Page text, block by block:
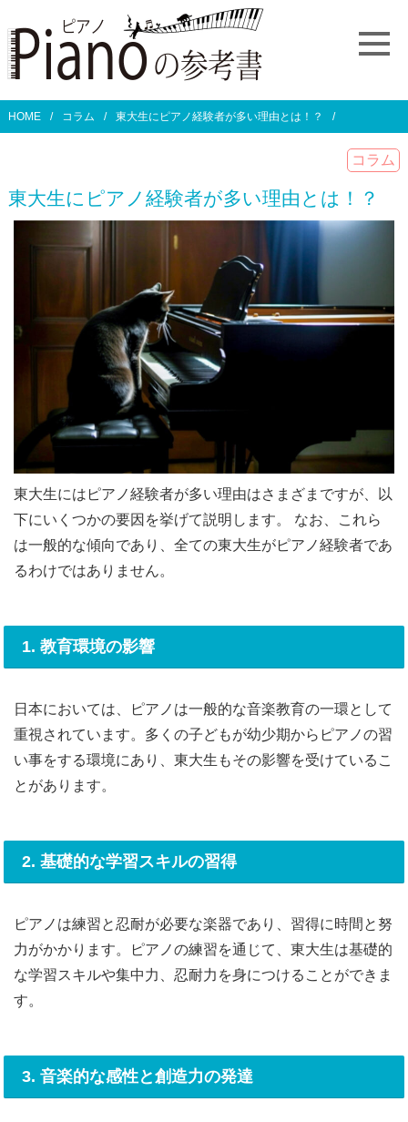
HOME コラム 東大生にピアノ経験者が多い理由とは！？
コラム
東大生にピアノ経験者が多い理由とは！？
東大生にはピアノ経験者が多い理由はさまざまですが、以
下にいくつかの要因を挙げて説明します。 なお、これら
は一般的な傾向であり、全ての東大生がピアノ経験者であ
るわけではありません。
1. 教育環境の影響
日本においては、ピアノは一般的な音楽教育の一環として
重視されています。多くの子どもが幼少期からピアノの習
い事をする環境にあり、東大生もその影響を受けているこ
とがあります。
2. 基礎的な学習スキルの習得
ピアノは練習と忍耐が必要な楽器であり、習得に時間と努
力がかかります。ピアノの練習を通じて、東大生は基礎的
な学習スキルや集中力、忍耐力を身につけることができま
す。
3. 音楽的な感性と創造力の発達